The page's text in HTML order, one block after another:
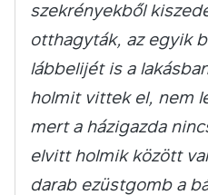
szekrényekből
otthagyták, az egyik
lábbelijét is a
holmit vittek el, nem
mert a házigazda
elvitt holmik között
darab ezüstgomb a